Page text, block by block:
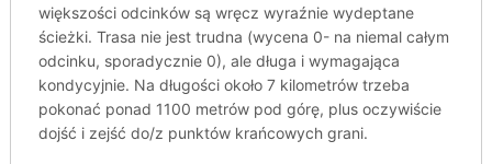
większości odcinków są wręcz wyraźnie wydeptane
ścieżki. Trasa nie jest trudna (wycena 0- na niemal całym
odcinku, sporadycznie 0), ale długa i wymagająca
kondycyjnie. Na długości około 7 kilometrów trzeba
pokonać ponad 1100 metrów pod górę, plus oczywiście
dojść i zejść do/z punktów krańcowych grani.